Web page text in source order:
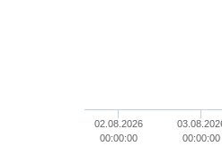
02.08.2026
00:00:00
00:00:00